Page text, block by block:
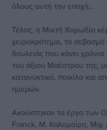
όλους αυτή την εποχή…
Τέλος, η Μικτή Χορωδία
χειροκρότημα, το σεβασμό
δουλειάς που κάνει
του άξιου Μαέστρου της,
κατανυκτικό, ποικίλο και
ημερών.
Ακούστηκαν τα έργα των
Franck, Μ. Καλομοίρη,